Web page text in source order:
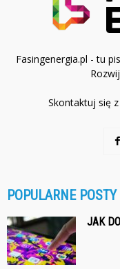
Fasingenergia.pl - tu
Skontaktuj się
POPULARNE POSTY
JAK